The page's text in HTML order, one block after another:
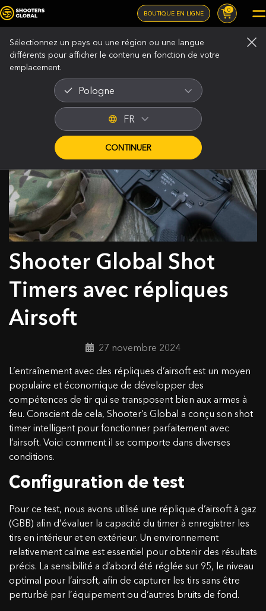
BOUTIQUE EN LIGNE 0
Sélectionnez un pays ou une région ou une langue
différents pour afficher le contenu en fonction de votre
emplacement.
Pologne
FR
CONTINUER
Shooter Global Shot
Timers avec répliques
Airsoft
27 novembre 2024
L’entraînement avec des répliques d’airsoft est un moyen
populaire et économique de développer des
compétences de tir qui se transposent bien aux armes à
feu. Conscient de cela, Shooter’s Global a conçu son shot
timer intelligent pour fonctionner parfaitement avec
l’airsoft. Voici comment il se comporte dans diverses
conditions.
Configuration de test
Pour ce test, nous avons utilisé une réplique d’airsoft à gaz
(GBB) afin d’évaluer la capacité du timer à enregistrer les
tirs en intérieur et en extérieur. Un environnement
relativement calme est essentiel pour obtenir des résultats
précis. La sensibilité a d’abord été réglée sur 95, le niveau
optimal pour l’airsoft, afin de capturer les tirs sans être
perturbé par l’équipement ou d’autres bruits de fond.